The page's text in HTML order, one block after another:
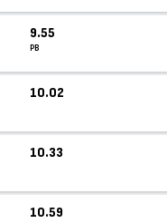
9.55
PB
10.02
10.33
10.59